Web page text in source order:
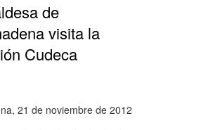
de
visita la
Cudeca
21 de noviembre de 2012